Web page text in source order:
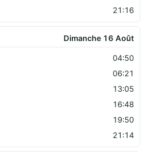
21:16
Dimanche 16 Août
04:50
06:21
13:05
16:48
19:50
21:14